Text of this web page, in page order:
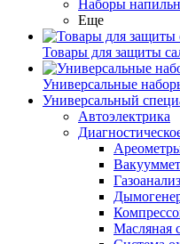
Наборы
Еще
Товары для защиты
Универсальные
Универсальный
Автоэлектрика
Масляная